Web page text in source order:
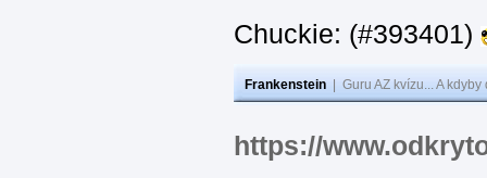
Chuckie: (#393401)
Frankenstein Guru AZ kvízu... A
https://